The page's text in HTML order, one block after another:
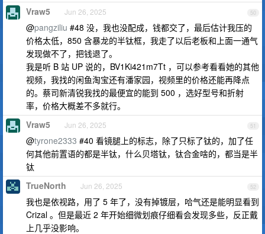
50
Vraw5 Jun 26, 2025
@pangziliu #48 没，我也没配成，钱都交了，最后估计我压的
价格太低，850 含暴龙的半钛框，我走了以后老板和上面一通气
发现做不了，把钱退了。
我是听 B 站 UP 说的，BV1Ki421m7Tt ，可以参考看看她的其他
视频，我找的闲鱼淘宝还有潘家园，视频里的价格还能再降点
的。蔡司新清锐我找的最便宜的能到 500 ，选好型号和折射
率，价格大概差不多就行。
51
Vraw5 Jun 26, 2025
@tyrone2333 #40 看镜腿上的标志，除了只标了钛的，加了任
何其他前置语的都是半钛，什么贝塔钛，钛合金啥的，都当是半
钛
52
TrueNorth Jun 26, 2025
我也是依视路，用了 5 年了，没有掉镀层，哈气还是能明显看到
Crizal 。但是最近 2 年开始细微划痕仔细看会发现多些，反正戴
上几乎没影响。